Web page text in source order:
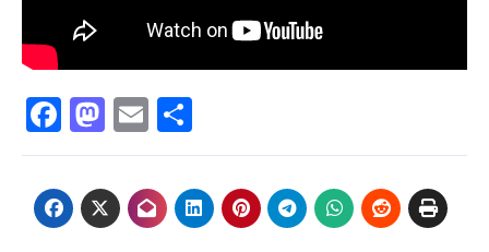
Facebook
Mastodon
Email